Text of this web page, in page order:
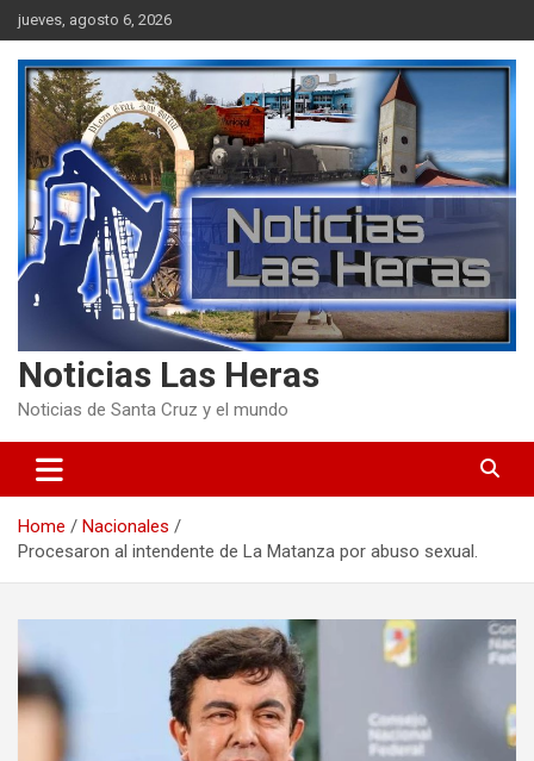
Skip
to
content
jueves, agosto 6, 2026
Noticias Las Heras
Noticias de Santa Cruz y el mundo
Home
Nacionales
Procesaron al intendente de La Matanza por abuso sexual.